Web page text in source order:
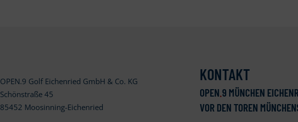
OPEN.9 Golf Eichenried GmbH & Co. KG
Schönstraße 45
85452 Moosinning-Eichenried
KONTAKT
OPEN.9 MÜNCHEN
VOR DEN TOREN